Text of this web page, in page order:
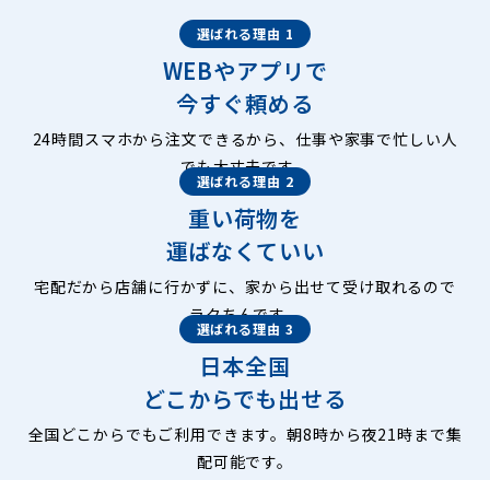
選ばれる理由 1
WEBやアプリで
今すぐ頼める
24時間スマホから注文できるから、仕事や家事で忙しい人
でも大丈夫です。
選ばれる理由 2
重い荷物を
運ばなくていい
宅配だから店舗に行かずに、家から出せて受け取れるので
ラクちんです。
選ばれる理由 3
日本全国
どこからでも出せる
全国どこからでもご利用できます。朝8時から夜21時まで集
配可能です。